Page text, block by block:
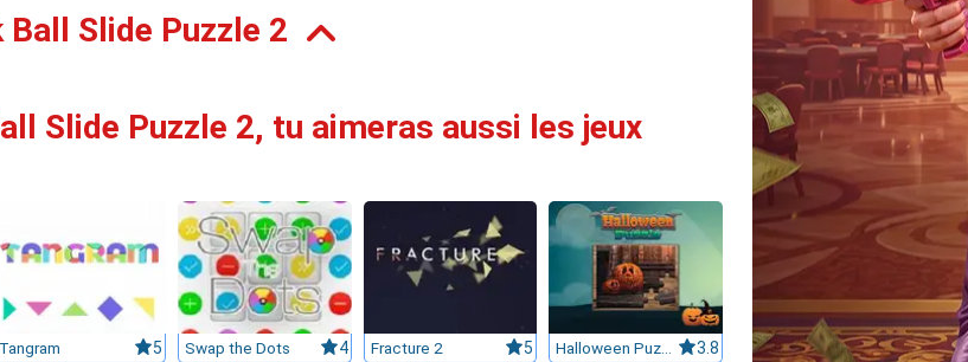
Slide Puzzle 2
Slide Puzzle 2, tu aimeras aussi les jeux
Tangram 5 Swap the Dots 4 Fracture 2 5 Halloween Puzzle 3.8